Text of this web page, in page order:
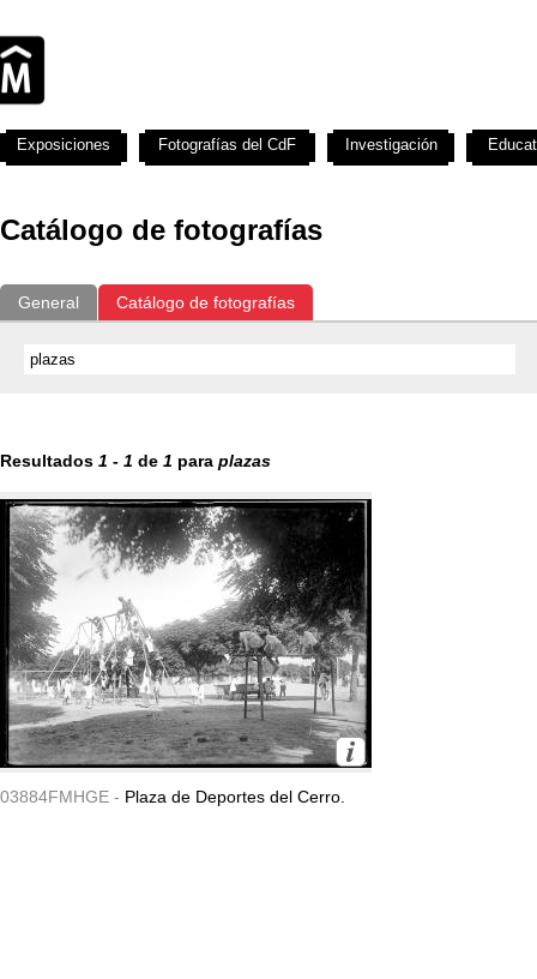
Catálogo de fotografías
General Catálogo de fotografías
Resultados 1 - 1 de 1 para plazas
03884FMHGE - Plaza de Deportes del Cerro.
Exposiciones Fotografías del CdF Investigación